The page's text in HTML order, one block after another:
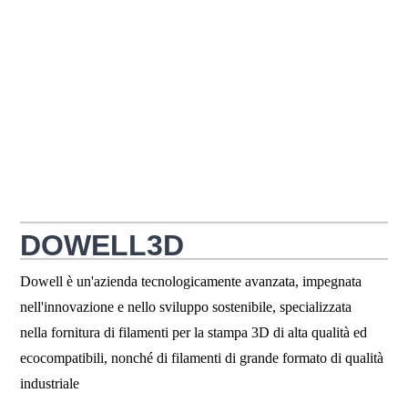
DOWELL3D
Dowell è un'azienda tecnologicamente avanzata, impegnata
nell'innovazione e nello sviluppo sostenibile, specializzata
nella fornitura di filamenti per la stampa 3D di alta qualità ed
ecocompatibili, nonché di filamenti di grande formato di qualità
industriale